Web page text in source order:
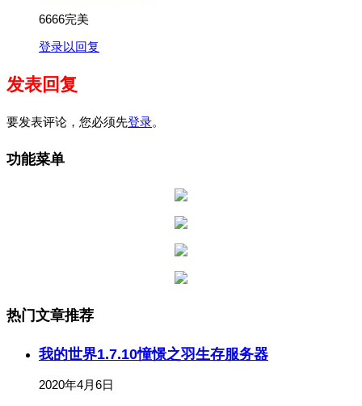
6666完美
登录以回复
发表回复
要发表评论，您必须先登录。
功能菜单
热门文章推荐
我的世界1.7.10憧憬之羽生存服务器
2020年4月6日